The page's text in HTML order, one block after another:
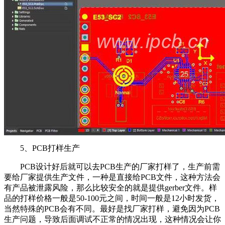
5、PCB打样生产
PCB设计好后就可以去PCB生产的厂家打样了，生产前需
要给厂家提供生产文件，一种是直接给PCB文件，这种方法会
有产品被泄露风险，那么比较安全的就是提供gerber文件。样
品的打样价格一般是50-100元之间，时间一般是12小时发货，
当然特殊的PCB会有不同。最好是找厂家打样，避免因为PCB
生产问题，导致后面调试不正常的情况出现，这种情况会让你